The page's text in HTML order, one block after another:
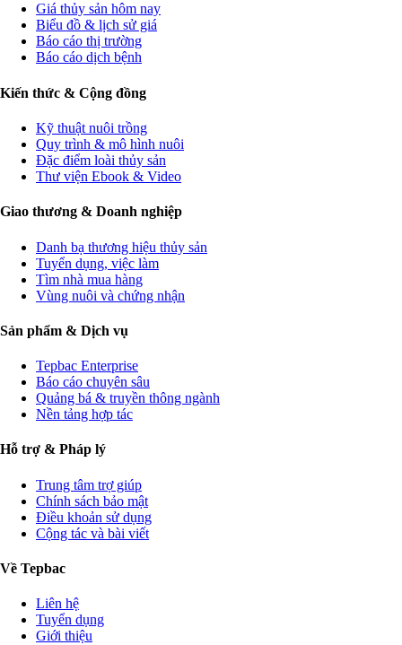
Giá thủy sản hôm nay
Biểu đồ & lịch sử giá
Báo cáo thị trường
Báo cáo dịch bệnh
Kiến thức & Cộng đồng
Kỹ thuật nuôi trồng
Quy trình & mô hình nuôi
Đặc điểm loài thủy sản
Thư viện Ebook & Video
Giao thương & Doanh nghiệp
Danh bạ thương hiệu thủy sản
Tuyển dụng, việc làm
Tìm nhà mua hàng
Vùng nuôi và chứng nhận
Sản phẩm & Dịch vụ
Tepbac Enterprise
Báo cáo chuyên sâu
Quảng bá & truyền thông ngành
Nền tảng hợp tác
Hỗ trợ & Pháp lý
Trung tâm trợ giúp
Chính sách bảo mật
Điều khoản sử dụng
Cộng tác và bài viết
Về Tepbac
Liên hệ
Tuyển dụng
Giới thiệu